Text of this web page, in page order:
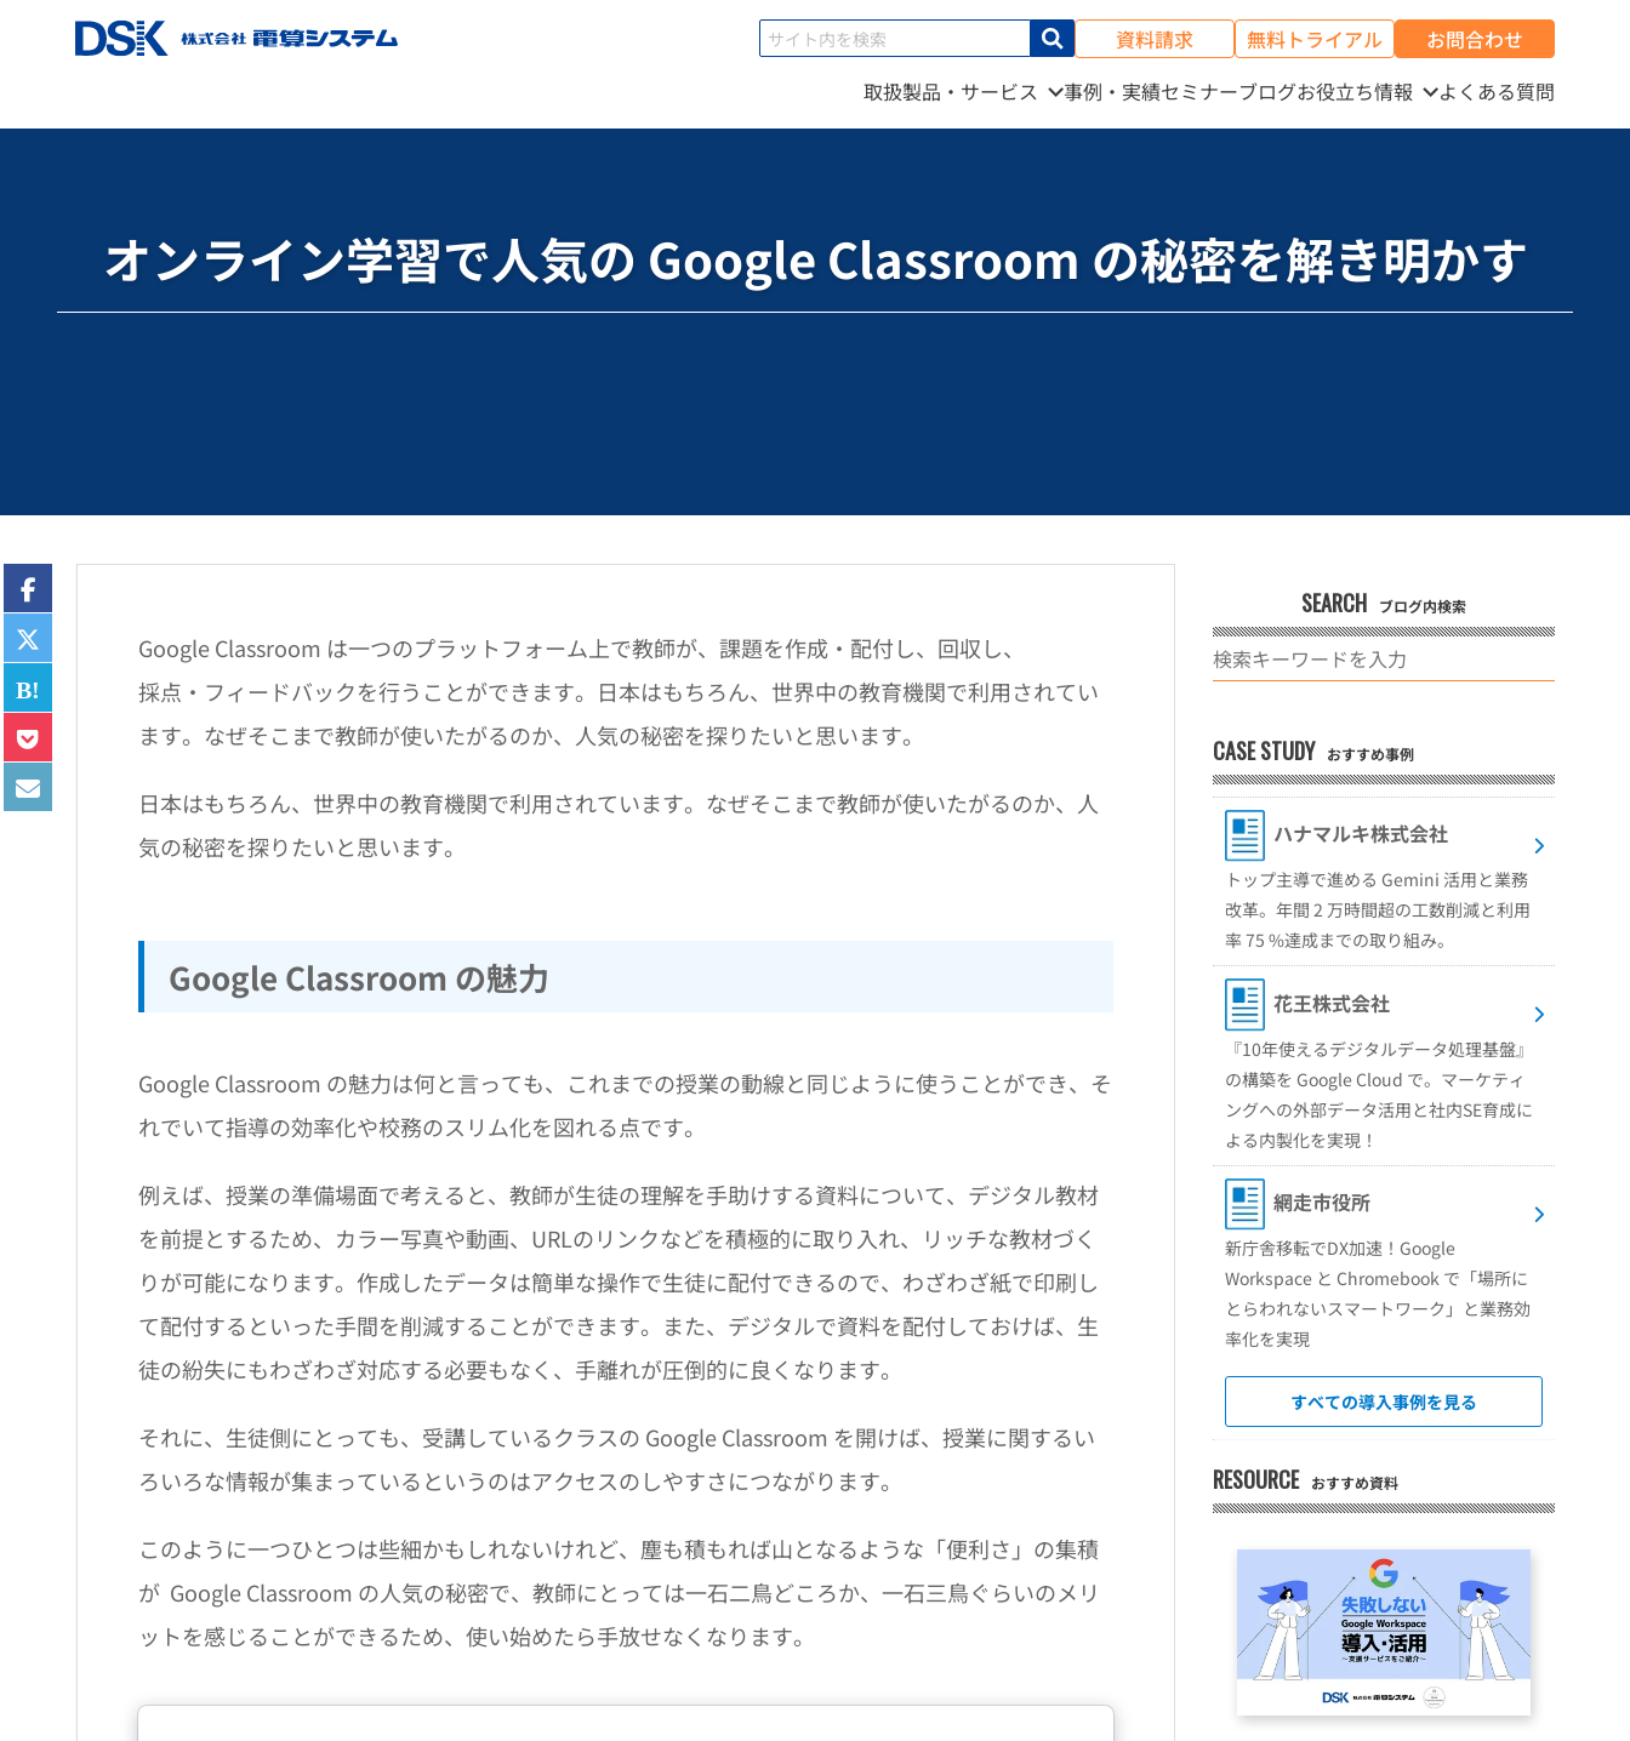
資料請求 無料トライアル
お問合わせ
取扱製品・サービス
事例・実績セミナーブログお役立ち情報 よくある質問
オンライン学習で人気の Google Classroom の秘密を解き明かす
Google Classroom は一つのプラットフォーム上で教師が、課題を作成・配付し、回収し、
採点・フィードバックを行うことができます。日本はもちろん、世界中の教育機関で利用されてい
ます。なぜそこまで教師が使いたがるのか、人気の秘密を探りたいと思います。
日本はもちろん、世界中の教育機関で利用されています。なぜそこまで教師が使いたがるのか、人
気の秘密を探りたいと思います。
Google Classroom の魅力
Google Classroom の魅力は何と言っても、これまでの授業の動線と同じように使うことができ、そ
れでいて指導の効率化や校務のスリム化を図れる点です。
例えば、授業の準備場面で考えると、教師が生徒の理解を手助けする資料について、デジタル教材
を前提とするため、カラー写真や動画、URLのリンクなどを積極的に取り入れ、リッチな教材づく
りが可能になります。作成したデータは簡単な操作で生徒に配付できるので、わざわざ紙で印刷し
て配付するといった手間を削減することができます。また、デジタルで資料を配付しておけば、生
徒の紛失にもわざわざ対応する必要もなく、手離れが圧倒的に良くなります。
それに、生徒側にとっても、受講しているクラスの Google Classroom を開けば、授業に関するい
ろいろな情報が集まっているというのはアクセスのしやすさにつながります。
このように一つひとつは些細かもしれないけれど、塵も積もれば山となるような「便利さ」の集積
が Google Classroom の人気の秘密で、教師にとっては一石二鳥どころか、一石三鳥ぐらいのメリ
ットを感じることができるため、使い始めたら手放せなくなります。
SEARCH ブログ内検索
CASE STUDY おすすめ事例
ハナマルキ株式会社
トップ主導で進める Gemini 活用と業務
改革。年間 2 万時間超の工数削減と利用
率 75 %達成までの取り組み。
花王株式会社
『10年使えるデジタルデータ処理基盤』
の構築を Google Cloud で。マーケティ
ングへの外部データ活用と社内SE育成に
よる内製化を実現！
網走市役所
新庁舎移転でDX加速！Google
Workspace と Chromebook で「場所に
とらわれないスマートワーク」と業務効
率化を実現
すべての導入事例を見る
RESOURCE おすすめ資料